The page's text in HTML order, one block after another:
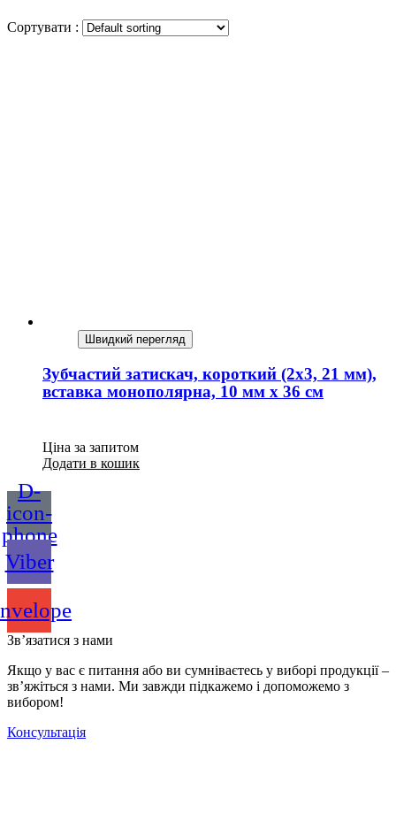
Сортувати :
Швидкий перегляд
Зубчастий затискач, короткий (2х3, 21 мм),
вставка монополярна, 10 мм х 36 см
Ціна за запитом
Додати в кошик
D-
icon-
phone
Viber
Зв’язатися з нами
Якщо у вас є питання або ви сумніваєтесь у виборі продукції –
зв’яжіться з нами. Ми завжди підкажемо і допоможемо з
вибором!
Консультація